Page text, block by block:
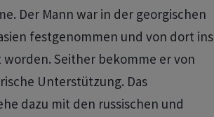
Der Mann war in der georgischen
festgenommen und von dort ins
worden. Seither bekomme er von
Unterstützung. Das
dazu mit den russischen und